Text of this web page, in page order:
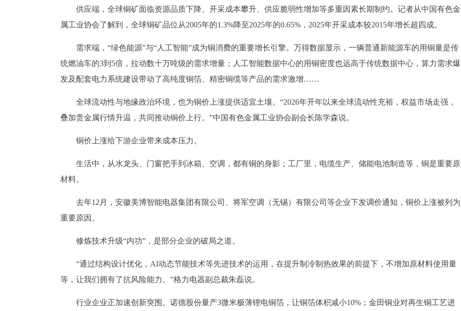
供应端，全球铜矿面临资源品质下降、开采成本攀升、供应脆弱性增加等多重因素长期制约。记者从中国有色金
属工业协会了解到，全球铜矿品位从2005年的1.3%降至2025年的0.65%，2025年开采成本较2015年增长超四成。
需求端，“绿色能源”与“人工智能”成为铜消费的重要增长引擎。万得数据显示，一辆普通新能源车的用铜量是传
统燃油车的3到5倍，拉动数十万吨级的需求增量；人工智能数据中心的用铜密度也远高于传统数据中心，算力需求爆
发及配套电力系统建设带动了高纯度铜箔、精密铜缆等产品的需求激增……
全球流动性与地缘政治环境，也为铜价上涨提供适宜土壤。“2026年开年以来全球流动性充裕，权益市场走强，
叠加贵金属行情升温，共同推动铜价上行。”中国有色金属工业协会副会长陈学森说。
铜价上涨给下游企业带来成本压力。
生活中，从水龙头、门窗把手到冰箱、空调，都有铜的身影；工厂里，电缆生产、储能电池制造等，铜是重要原
材料。
去年12月，安徽美博智能电器集团有限公司、将军空调（无锡）有限公司等企业下发调价通知，铜价上涨被列为
重要原因。
修炼技术升级“内功”，是部分企业的破局之道。
“通过结构设计优化，AI动态节能技术等先进技术的运用，在提升制冷制热效果的前提下，不增加原材料使用量
等，让我们拥有了抗风险能力。”格力电器副总裁朱磊说。
行业企业正加速创新突围。诺德股份量产3微米极薄锂电铜箔，让铜箔体积减小10%；金田铜业对再生铜工艺进